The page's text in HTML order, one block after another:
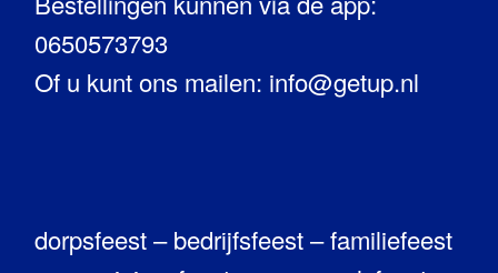
0650573793
Of u kunt ons mailen: info@getup.nl
dorpsfeest – bedrijfsfeest – familiefeest